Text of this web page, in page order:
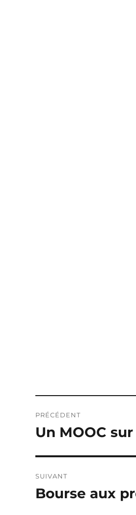
de
PRÉCÉDENT
Publication
Un MOOC
SUIVANT
Publication
Bourse aux